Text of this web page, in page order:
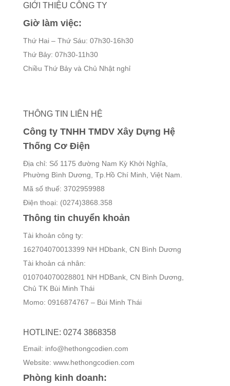
GIỚI THIỆU CÔNG TY
Giờ làm việc:
Thứ Hai – Thứ Sáu: 07h30-16h30
Thứ Bảy: 07h30-11h30
Chiều Thứ Bảy và Chủ Nhật nghỉ
THÔNG TIN LIÊN HỆ
Công ty TNHH TMDV Xây Dựng Hệ
Thống Cơ Điện
Địa chỉ: Số 1175 đường Nam Kỳ Khởi Nghĩa,
Phường Bình Dương, Tp.Hồ Chí Minh, Việt Nam.
Mã số thuế: 3702959988
Điện thoại: (0274)3868.358
Thông tin chuyển khoản
Tài khoản công ty:
162704070013399 NH HDbank, CN Bình Dương
Tài khoản cá nhân:
010704070028801 NH HDBank, CN Bình Dương,
Chủ TK Bùi Minh Thái
Momo: 0916874767 – Bùi Minh Thái
HOTLINE: 0274 3868358
Email: info@hethongcodien.com
Website: www.hethongcodien.com
Phòng kinh doanh: